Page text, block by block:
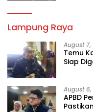
Lampung Raya
August 7,
Temu
Siap
August 6,
APBD